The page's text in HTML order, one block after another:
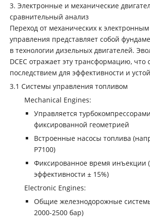
3. Электронные и механические
сравнительный анализ
Переход от механических к
управления представляет собой
в технологии дизельных двигателей.
DCEC отражает эту трансформацию, что
последствием для эффективности и
‌3.1 Системы управления топливом
‌Mechanical Engines‌:
Управляется
фиксированной геометрией
Встроенные насосы топлива
P7100)
Фиксированное время инъекции
эффективности ± 15%)
‌Electronic Engines‌:
Общие железнодорожные
2000-2500 бар)